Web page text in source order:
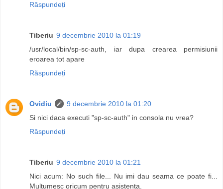
Răspundeți
Tiberiu 9 decembrie 2010 la 01:19
/usr/local/bin/sp-sc-auth, iar dupa crearea permisiunii
eroarea tot apare
Răspundeți
Ovidiu
9 decembrie 2010 la 01:20
Si nici daca executi "sp-sc-auth" in consola nu vrea?
Răspundeți
Tiberiu 9 decembrie 2010 la 01:21
Nici acum: No such file... Nu imi dau seama ce poate fi...
Multumesc oricum pentru asistenta.